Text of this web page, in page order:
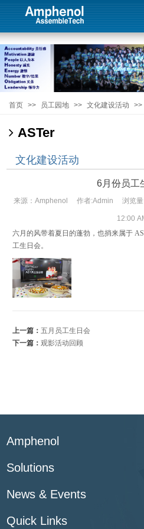
首页 >> 员工园地 >> 文化建设活动 >>
ASTer
文化建设活动
6月份员工
来源：Amphenol 作者:Admin 浏览
12:00
六月的风带着夏日的蓬勃，也捎来属于
工生日会。
上一篇：五月员工生日会
下一篇：观影活动回顾
Amphenol
Solutions
News & Events
Quick Links